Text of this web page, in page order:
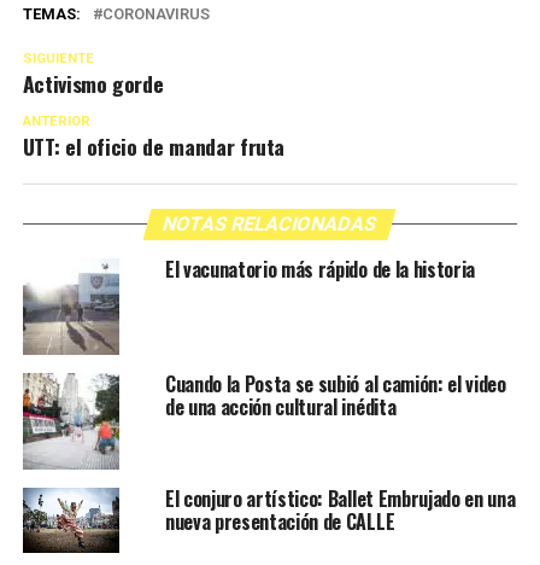
TEMAS: CORONAVIRUS
SIGUIENTE
Activismo gorde
ANTERIOR
UTT: el oficio de mandar fruta
NOTAS RELACIONADAS
El vacunatorio más rápido de la historia
Cuando la Posta se subió al camión: el video
de una acción cultural inédita
El conjuro artístico: Ballet Embrujado en una
nueva presentación de CALLE